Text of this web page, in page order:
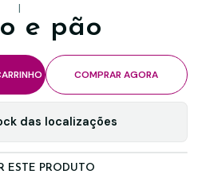
|
e pão
COMPRAR AGORA
das localizações
ESTE PRODUTO